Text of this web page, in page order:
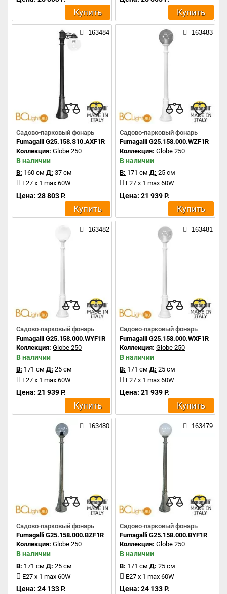
Купить Купить
163484
Садово-парковый фонарь
Fumagalli G25.158.S10.AXF1R
Коллекция: Globe 250
В наличии
В: 160 см Д: 37 см
E27 x 1 max 60W
Цена: 28 803 Р.
Купить
163483
Садово-парковый фонарь
Fumagalli G25.158.000.WZF1R
Коллекция: Globe 250
В наличии
В: 171 см Д: 25 см
E27 x 1 max 60W
Цена: 21 939 Р.
Купить
163482
Садово-парковый фонарь
Fumagalli G25.158.000.WYF1R
Коллекция: Globe 250
В наличии
В: 171 см Д: 25 см
E27 x 1 max 60W
Цена: 21 939 Р.
Купить
163481
Садово-парковый фонарь
Fumagalli G25.158.000.WXF1R
Коллекция: Globe 250
В наличии
В: 171 см Д: 25 см
E27 x 1 max 60W
Цена: 21 939 Р.
Купить
163480
Садово-парковый фонарь
Fumagalli G25.158.000.BZF1R
Коллекция: Globe 250
В наличии
В: 171 см Д: 25 см
E27 x 1 max 60W
Цена: 24 133 Р.
163479
Садово-парковый фонарь
Fumagalli G25.158.000.BYF1R
Коллекция: Globe 250
В наличии
В: 171 см Д: 25 см
E27 x 1 max 60W
Цена: 24 133 Р.